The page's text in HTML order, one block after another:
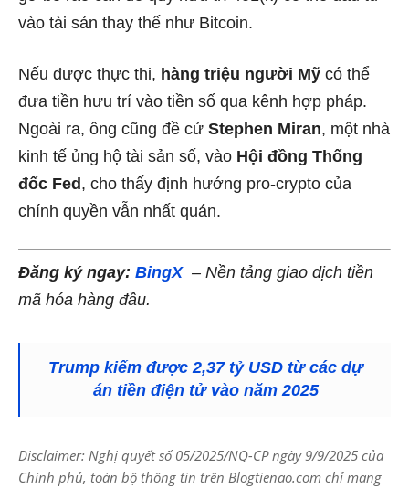
vào tài sản thay thế như Bitcoin.
Nếu được thực thi, hàng triệu người Mỹ có thể
đưa tiền hưu trí vào tiền số qua kênh hợp pháp.
Ngoài ra, ông cũng đề cử Stephen Miran, một nhà
kinh tế ủng hộ tài sản số, vào Hội đồng Thống
đốc Fed, cho thấy định hướng pro-crypto của
chính quyền vẫn nhất quán.
Đăng ký ngay: BingX– Nền tảng giao dịch tiền
mã hóa hàng đầu.
Trump kiếm được 2,37 tỷ USD từ các dự
án tiền điện tử vào năm 2025
Disclaimer: Nghị quyết số 05/2025/NQ-CP ngày 9/9/2025 của
Chính phủ, toàn bộ thông tin trên Blogtienao.com chỉ mang